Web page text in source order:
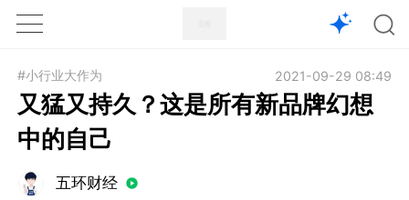
1X
#小行业大作为 2021-09-29 08:49
又猛又持久？这是所有新品牌幻想
中的自己
五环财经